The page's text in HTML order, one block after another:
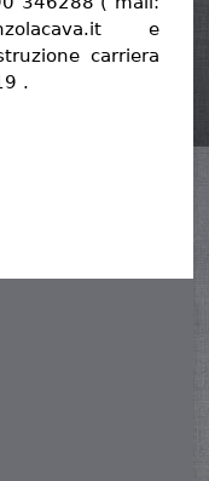
e
carriera
.